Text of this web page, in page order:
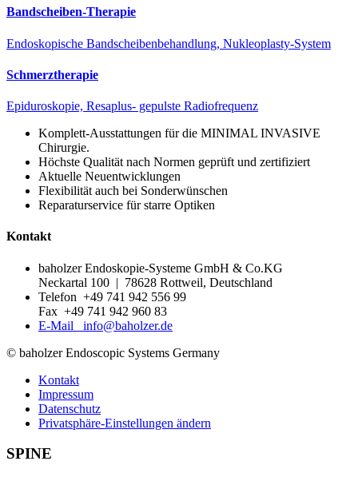
Bandscheiben-­Therapie
Endoskopische Bandscheibenbehandlung, Nukleoplasty-System
Schmerztherapie
Epiduroskopie, Resaplus- gepulste Radiofrequenz
Komplett-Ausstattungen für die MINIMAL INVASIVE
Chirurgie.
Höchste Qualität nach Normen geprüft und zertifiziert
Aktuelle Neuentwicklungen
Flexibilität auch bei Sonderwünschen
Reparaturservice für starre Optiken
Kontakt
baholzer Endoskopie-Systeme GmbH & Co.KG
Neckartal 100 | 78628 Rottweil, Deutschland
Telefon +49 741 942 556 99
Fax +49 741 942 960 83
E-Mail info@baholzer.de
© baholzer Endoscopic Systems Germany
Kontakt
Impressum
Datenschutz
Privatsphäre-Einstellungen ändern
SPINE